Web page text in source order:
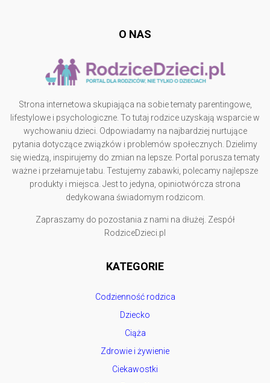
O NAS
Strona internetowa skupiająca na sobie tematy parentingowe,
lifestylowe i psychologiczne. To tutaj rodzice uzyskają wsparcie w
wychowaniu dzieci. Odpowiadamy na najbardziej nurtujące
pytania dotyczące związków i problemów społecznych. Dzielimy
się wiedzą, inspirujemy do zmian na lepsze. Portal porusza tematy
ważne i przełamuje tabu. Testujemy zabawki, polecamy najlepsze
produkty i miejsca. Jest to jedyna, opiniotwórcza strona
dedykowana świadomym rodzicom.
Zapraszamy do pozostania z nami na dłużej. Zespół
RodziceDzieci.pl
KATEGORIE
Codzienność rodzica
Dziecko
Ciąża
Zdrowie i żywienie
Ciekawostki